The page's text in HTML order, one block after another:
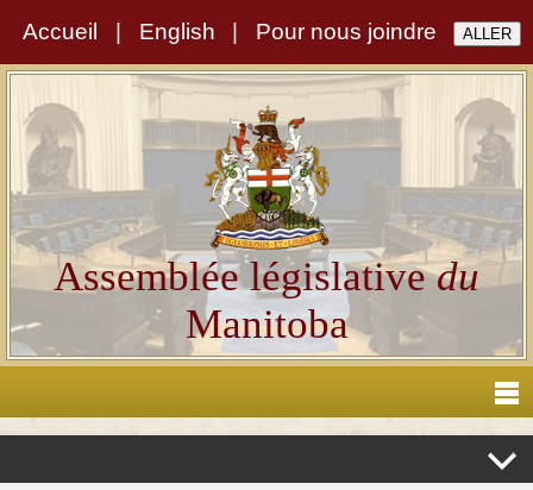
Accueil English Pour nous joindre
Assemblée législativedu
Manitoba